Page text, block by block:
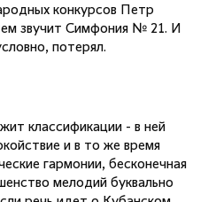
конкурсов Петр
звучит Симфония № 21. И
потерял.
классификации - в ней
и в то же время
гармонии, бесконечная
мелодий буквально